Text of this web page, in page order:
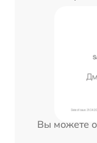
Вы можете